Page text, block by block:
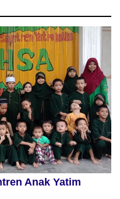
Anak Yatim